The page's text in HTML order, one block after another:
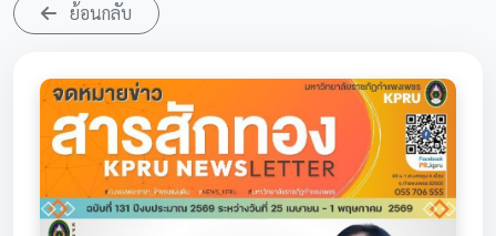
ย้อนกลับ